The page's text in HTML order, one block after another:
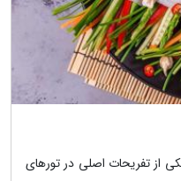
از تفریحات اصلی در تورهای